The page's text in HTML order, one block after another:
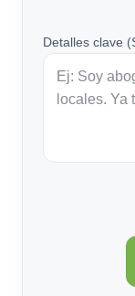
Detalles clave